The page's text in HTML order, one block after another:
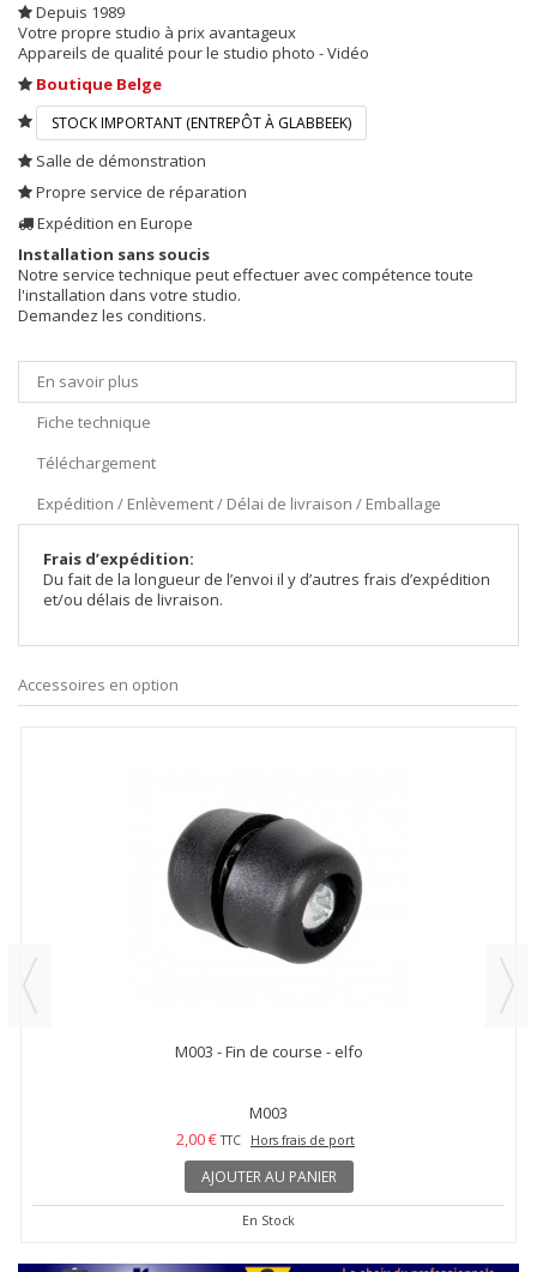
Depuis 1989
Votre propre studio à prix avantageux
Appareils de qualité pour le studio photo - Vidéo
Boutique Belge
STOCK IMPORTANT (ENTREPÔT À GLABBEEK)
Salle de démonstration
Propre service de réparation
Expédition en Europe
Installation sans soucis
Notre service technique peut effectuer avec compétence toute
l'installation dans votre studio.
Demandez les conditions.
En savoir plus
Fiche technique
Téléchargement
Expédition / Enlèvement / Délai de livraison / Emballage
Frais d’expédition:
Du fait de la longueur de l’envoi il y d’autres frais d’expédition
et/ou délais de livraison.
Accessoires en option
M003 - Fin de course - elfo
M003
2,00 € TTC Hors frais de port
AJOUTER AU PANIER
En Stock